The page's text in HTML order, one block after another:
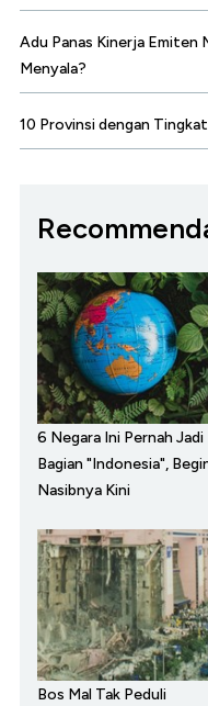
Adu Panas Kinerja Emiten
Menyala?
10 Provinsi dengan
6 Negara Ini Pernah Jadi
Bagian "Indonesia",
Nasibnya Kini
Bos Mal Tak Peduli